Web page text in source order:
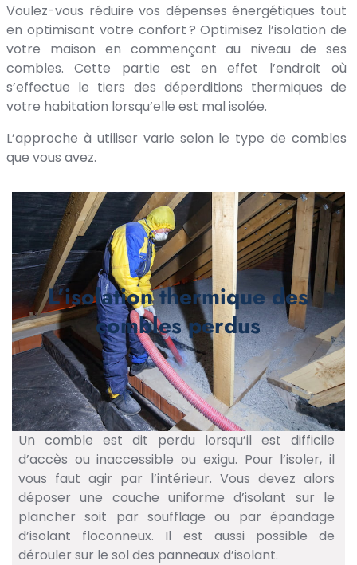
Voulez-vous réduire vos dépenses énergétiques tout
en optimisant votre confort ? Optimisez l’isolation de
votre maison en commençant au niveau de ses
combles. Cette partie est en effet l’endroit où
s’effectue le tiers des déperditions thermiques de
votre habitation lorsqu’elle est mal isolée.
L’approche à utiliser varie selon le type de combles
que vous avez.
L’isolation thermique des
combles perdus
Un comble est dit perdu lorsqu’il est difficile
d’accès ou inaccessible ou exigu. Pour l’isoler, il
vous faut agir par l’intérieur. Vous devez alors
déposer une couche uniforme d’isolant sur le
plancher soit par soufflage ou par épandage
d’isolant floconneux. Il est aussi possible de
dérouler sur le sol des panneaux d’isolant.